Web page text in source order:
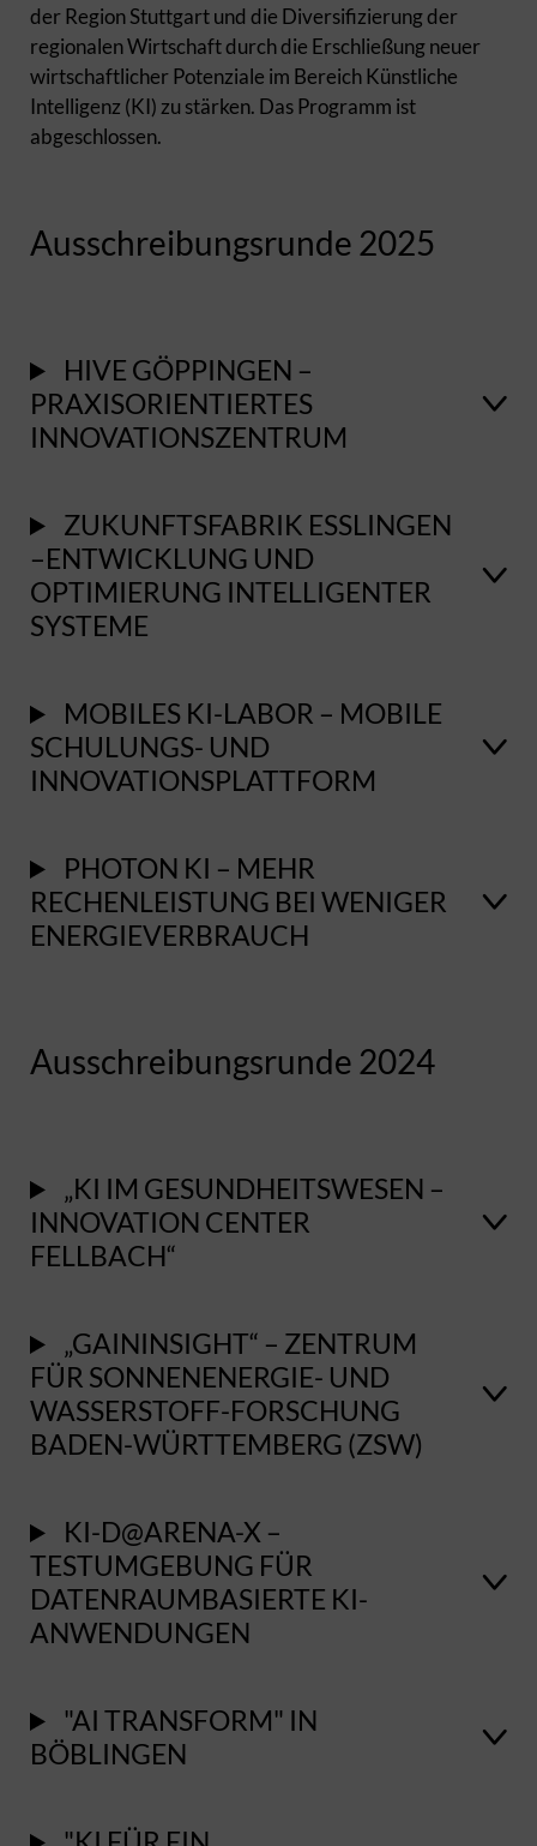
der Region Stuttgart und die Diversifizierung der
regionalen Wirtschaft durch die Erschließung neuer
wirtschaftlicher Potenziale im Bereich Künstliche
Intelligenz (KI) zu stärken. Das Programm ist
abgeschlossen.
Ausschreibungsrunde 2025
HIVE GÖPPINGEN –
PRAXISORIENTIERTES
INNOVATIONSZENTRUM
ZUKUNFTSFABRIK ESSLINGEN
–ENTWICKLUNG UND
OPTIMIERUNG INTELLIGENTER
SYSTEME
MOBILES KI-LABOR – MOBILE
SCHULUNGS- UND
INNOVATIONSPLATTFORM
PHOTON KI – MEHR
RECHENLEISTUNG BEI WENIGER
ENERGIEVERBRAUCH
Ausschreibungsrunde 2024
„KI IM GESUNDHEITSWESEN –
INNOVATION CENTER
FELLBACH“
„GAININSIGHT“ – ZENTRUM
FÜR SONNENENERGIE- UND
WASSERSTOFF-FORSCHUNG
BADEN-WÜRTTEMBERG (ZSW)
KI-D@ARENA-X –
TESTUMGEBUNG FÜR
DATENRAUMBASIERTE KI-
ANWENDUNGEN
"AI TRANSFORM" IN
BÖBLINGEN